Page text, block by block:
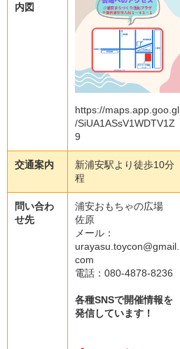
内図
https://maps.app.goo.gl
/SiUA1ASsV1WDTV1Z
9
交通案内
新浦安駅より徒歩10分
程
問い合わ
せ先
浦安おもちゃの広場
佐原
メール：
urayasu.toycon@gmail.
com
電話：080-4878-8236
各種SNSで開催情報を
発信しています！